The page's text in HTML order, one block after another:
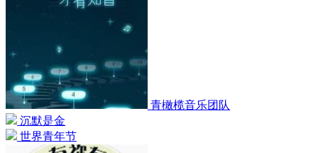
青橄榄音乐团队
沉默是金
世界青年节